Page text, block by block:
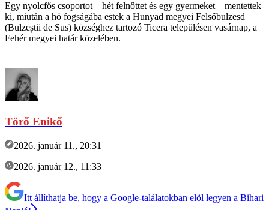
Egy nyolcfős csoportot – hét felnőttet és egy gyermeket – mentettek
ki, miután a hó fogságába estek a Hunyad megyei Felsőbulzesd
(Bulzeștii de Sus) községhez tartozó Ticera településen vasárnap, a
Fehér megyei határ közelében.
Törő Enikő
2026. január 11., 20:31
2026. január 12., 11:33
Itt állíthatja be, hogy a Google-találatokban elöl legyen a Bihari